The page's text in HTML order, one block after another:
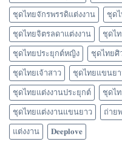
ชุดไทยจักรพรรดิแต่งงาน ชุด
ชุดไทยจิตรลดาแต่งงาน ชุดไ
ชุดไทยประยุกต์หญิง ชุดไทยศิ
ชุดไทยเจ้าสาว ชุดไทยแขนยา
ชุดไทยแต่งงานประยุกต์ ชุดไ
ชุดไทยแต่งงานแขนยาว ถ่าย
แต่งงาน 𝐃𝐞𝐞𝐩𝐥𝐨𝐯𝐞